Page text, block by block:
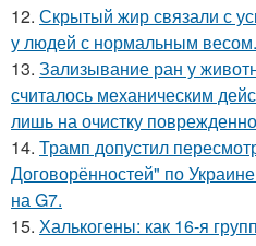
12. Скрытый жир связали с
у людей с нормальным весом.
13. Зализывание ран у
считалось механическим
лишь на очистку
14. Трамп допустил
Договорённостей" по
на G7.
15. Халькогены: как 16-я